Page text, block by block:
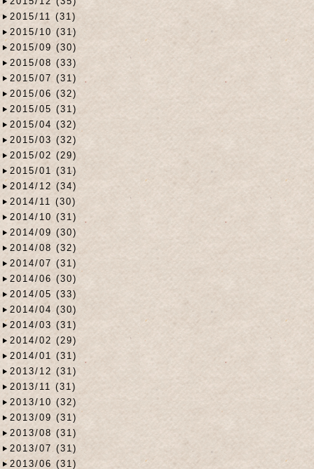
2015/11 (31)
2015/10 (31)
2015/09 (30)
2015/08 (33)
2015/07 (31)
2015/06 (32)
2015/05 (31)
2015/04 (32)
2015/03 (32)
2015/02 (29)
2015/01 (31)
2014/12 (34)
2014/11 (30)
2014/10 (31)
2014/09 (30)
2014/08 (32)
2014/07 (31)
2014/06 (30)
2014/05 (33)
2014/04 (30)
2014/03 (31)
2014/02 (29)
2014/01 (31)
2013/12 (31)
2013/11 (31)
2013/10 (32)
2013/09 (31)
2013/08 (31)
2013/07 (31)
2013/06 (31)